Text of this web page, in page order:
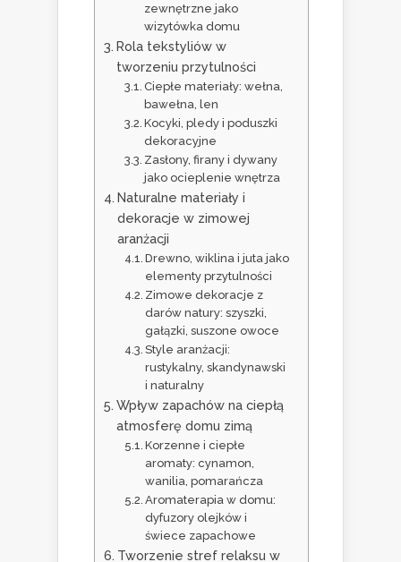
zewnętrzne jako
wizytówka domu
Rola tekstyliów w
tworzeniu przytulności
Ciepłe materiały: wełna,
bawełna, len
Kocyki, pledy i poduszki
dekoracyjne
Zasłony, firany i dywany
jako ocieplenie wnętrza
Naturalne materiały i
dekoracje w zimowej
aranżacji
Drewno, wiklina i juta jako
elementy przytulności
Zimowe dekoracje z
darów natury: szyszki,
gałązki, suszone owoce
Style aranżacji:
rustykalny, skandynawski
i naturalny
Wpływ zapachów na ciepłą
atmosferę domu zimą
Korzenne i ciepłe
aromaty: cynamon,
wanilia, pomarańcza
Aromaterapia w domu:
dyfuzory olejków i
świece zapachowe
Tworzenie stref relaksu w